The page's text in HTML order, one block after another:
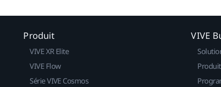
Produit
VIVE XR Elite
VIVE Flow
Série VIVE Cosmos
VIVE